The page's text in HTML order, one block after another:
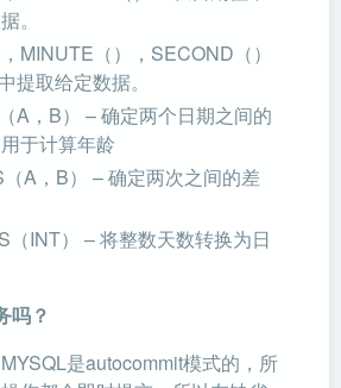
。
MINUTE（），SECOND（）
提取给定数据。
A，B） – 确定两个日期之间的
于计算年龄
A，B） – 确定两次之间的差
（INT） – 将整数天数转换为日
吗？
是autocommit模式的，所